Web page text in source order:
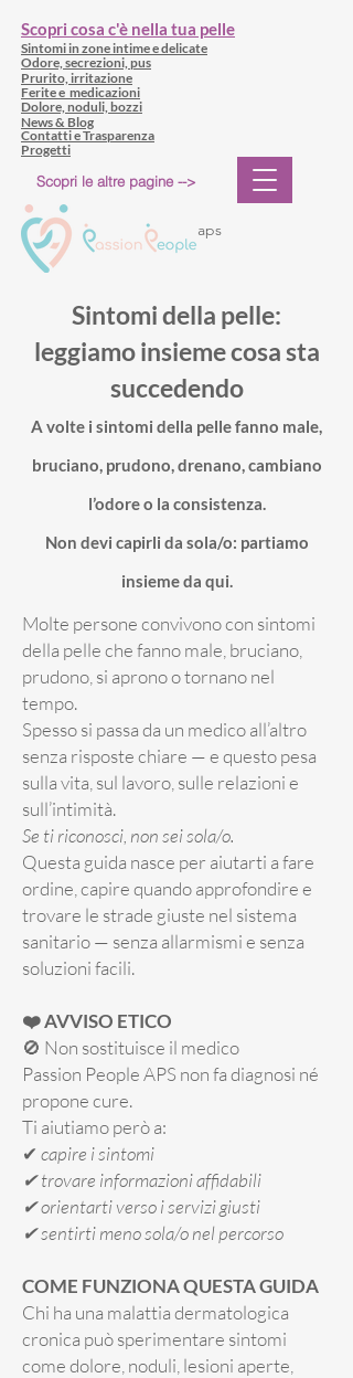
Scopri cosa c'è nella tua pelle
Sintomi in zone intime e delicate
Odore, secrezioni, pus
Prurito, irritazione
Ferite e medicazioni
Dolore, noduli, bozzi
Progetti
News & Blog
Contatti e Trasparenza
aps
Scopri le altre pagine -->
Sintomi della pelle:
leggiamo insieme cosa sta
succedendo
A volte i sintomi della pelle fanno male,
bruciano, prudono, drenano, cambiano
l’odore o la consistenza.
Non devi capirli da sola/o: partiamo
insieme da qui.
Molte persone convivono con sintomi
della pelle che fanno male, bruciano,
prudono, si aprono o tornano nel
tempo.
Spesso si passa da un medico all’altro
senza risposte chiare — e questo pesa
sulla vita, sul lavoro, sulle relazioni e
sull’intimità.
Se ti riconosci, non sei sola/o.
Questa guida nasce per aiutarti a fare
ordine, capire quando approfondire e
trovare le strade giuste nel sistema
sanitario — senza allarmismi e senza
soluzioni facili.
❤️ AVVISO ETICO
🚫 Non sostituisce il medico
Passion People APS non fa diagnosi né
propone cure.
Ti aiutiamo però a:
✔ capire i sintomi
✔ trovare informazioni affidabili
✔ orientarti verso i servizi giusti
✔ sentirti meno sola/o nel percorso
COME FUNZIONA QUESTA GUIDA
Chi ha una malattia dermatologica
cronica può sperimentare sintomi
come dolore, noduli, lesioni aperte,